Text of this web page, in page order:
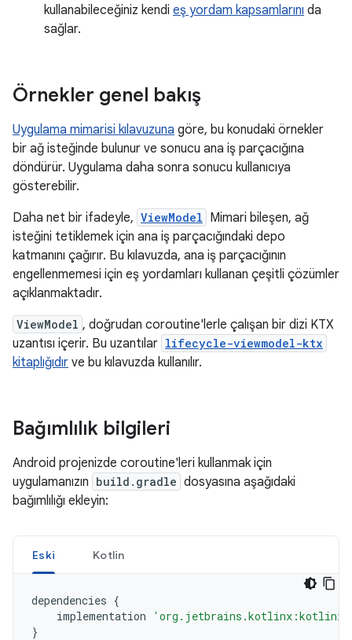
kullanabileceğiniz kendi eş yordam kapsamlarını da
sağlar.
Örnekler genel bakış
Uygulama mimarisi kılavuzuna göre, bu konudaki örnekler
bir ağ isteğinde bulunur ve sonucu ana iş parçacığına
döndürür. Uygulama daha sonra sonucu kullanıcıya
gösterebilir.
Daha net bir ifadeyle, ViewModel Mimari bileşen, ağ
isteğini tetiklemek için ana iş parçacığındaki depo
katmanını çağırır. Bu kılavuzda, ana iş parçacığının
engellenmemesi için eş yordamları kullanan çeşitli çözümler
açıklanmaktadır.
ViewModel , doğrudan coroutine'lerle çalışan bir dizi KTX
uzantısı içerir. Bu uzantılar lifecycle-viewmodel-ktx
kitaplığıdır ve bu kılavuzda kullanılır.
Bağımlılık bilgileri
Android projenizde coroutine'leri kullanmak için
uygulamanızın build.gradle dosyasına aşağıdaki
bağımlılığı ekleyin:
Eski Kotlin
dependencies {
implementation
'org.jetbrains.kotlinx:kotlinx-
}